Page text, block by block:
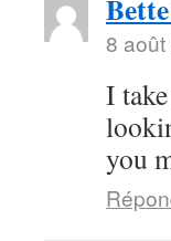
8
I
you